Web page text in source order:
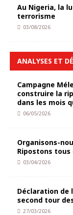
Au Nigeria, la
terrorisme
03/08/2026
ANALYSES ET
Campagne
construire la
dans les mois
06/05/2026
Organisons-
Ripostons tous
03/04/2026
Déclaration de
second tour
27/03/2026